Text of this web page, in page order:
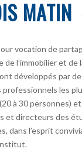
MATIN
vocation de
de l’immobilier et de
développés par
les
à 30 personnes)
et directeurs des
dans l’esprit